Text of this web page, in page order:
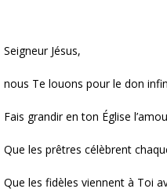
Seigneur Jésus,
nous Te louons pour le don
Fais grandir en ton Église
Que les prêtres célèbrent
Que les fidèles viennent à Toi